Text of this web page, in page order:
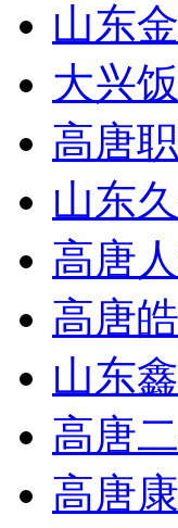
山东
大兴
高唐
山东
高唐
高唐
山东
高唐
高唐